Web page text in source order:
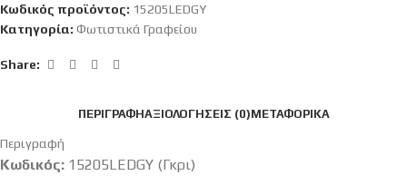
Κωδικός προϊόντος: 15205LEDGY
Κατηγορία: Φωτιστικά Γραφείου
Share:
ΠΕΡΙΓΡΑΦΉΑΞΙΟΛΟΓΉΣΕΙΣ (0)ΜΕΤΑΦΟΡΙΚΆ
Περιγραφή
Κωδικός: 15205LEDGY (Γκρι)